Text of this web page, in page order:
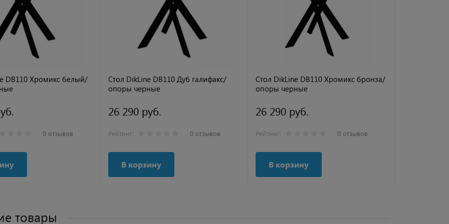
DB110 Хромикс белый/
0 отзывов
Стол DikLine DB110 Дуб галифакс/
опоры черные
26 290 руб.
Рейтинг: 0 отзывов
В корзину
Стол DikLine DB110 Хромикс бронза/
опоры черные
26 290 руб.
Рейтинг: 0 отзывов
В корзину
товары